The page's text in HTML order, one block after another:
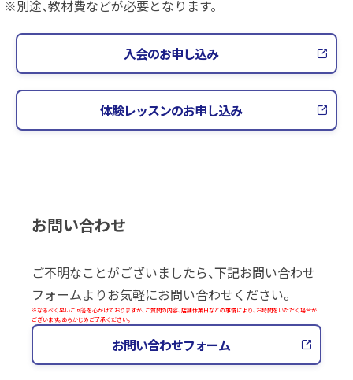
別途、教材費などが必要となります。
入会のお申し込み
体験レッスンのお申し込み
お問い合わせ
ご不明なことがございましたら、下記お問い合わせ
フォームよりお気軽にお問い合わせください。
※なるべく早いご回答を心がけておりますが、ご質問の内容、店舗休業日などの事情により、お時間をいただく場合が
ございます。あらかじめご了承ください。
お問い合わせフォーム